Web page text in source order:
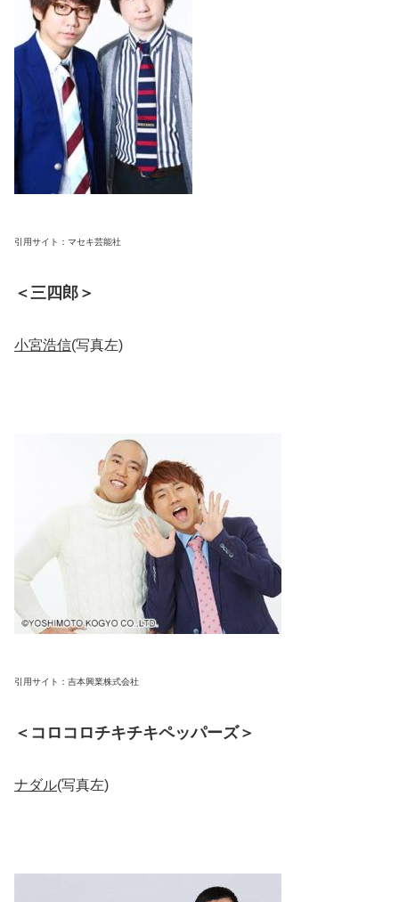
引用サイト：マセキ芸能社
＜三四郎＞
小宮浩信(写真左)
引用サイト：吉本興業株式会社
＜コロコロチキチキペッパーズ＞
ナダル(写真左)